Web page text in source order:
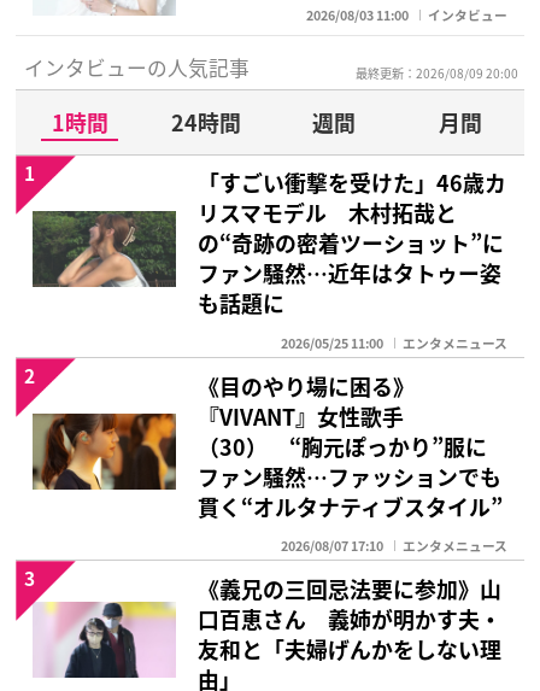
2026/08/03 11:00 インタビュー
インタビューの人気記事 最終更新：2026/08/09 20:00
1時間 24時間 週間
月間
「すごい衝撃を受けた」46歳カ
リスマモデル 木村拓哉と
の“奇跡の密着ツーショット”に
ファン騒然…近年はタトゥー姿
も話題に
2026/05/25 11:00 エンタメニュース
1
《目のやり場に困る》
『VIVANT』女性歌手
（30） “胸元ぽっかり”服に
ファン騒然…ファッションでも
貫く“オルタナティブスタイル”
2026/08/07 17:10 エンタメニュース
2
《義兄の三回忌法要に参加》山
口百恵さん 義姉が明かす夫・
友和と「夫婦げんかをしない理
由」
3